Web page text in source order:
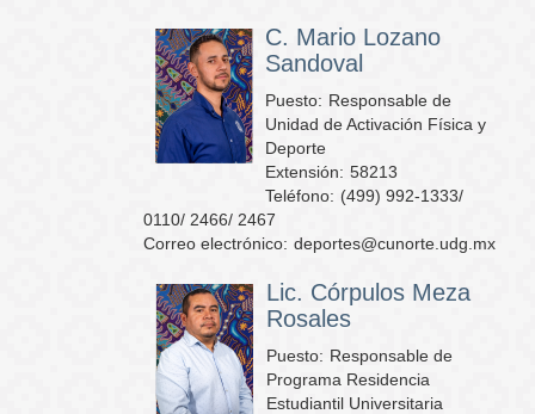
C. Mario Lozano
Sandoval
Puesto: Responsable de
Unidad de Activación Física y
Deporte
Extensión: 58213
Teléfono: (499) 992-1333/
0110/ 2466/ 2467
Correo electrónico: deportes@cunorte.udg.mx
Lic. Córpulos Meza
Rosales
Puesto: Responsable de
Programa Residencia
Estudiantil Universitaria